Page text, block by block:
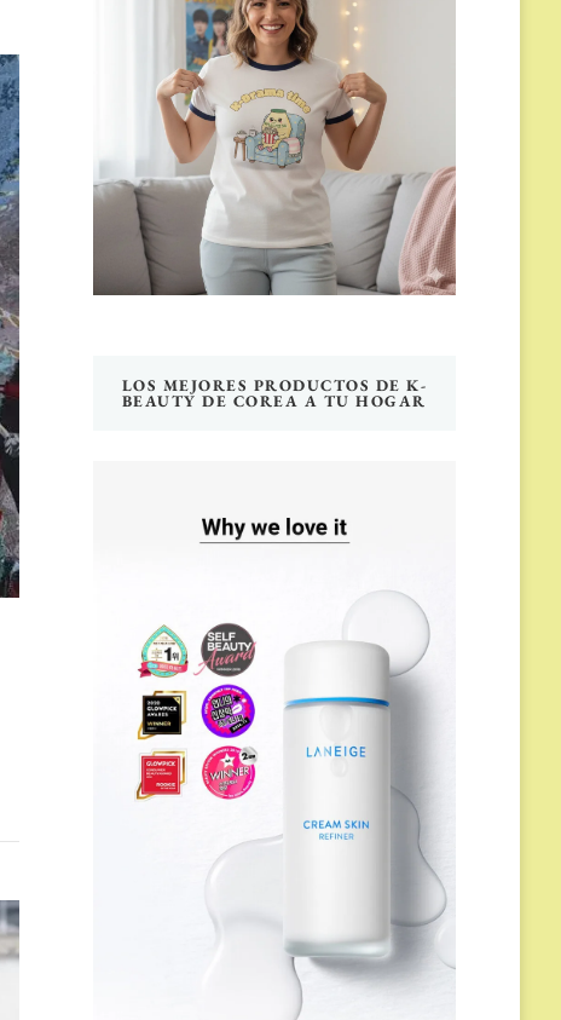
LOS MEJORES PRODUCTOS DE K-
BEAUTY DE COREA A TU HOGAR